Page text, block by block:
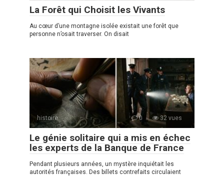
La Forêt qui Choisit les Vivants
Au cœur d’une montagne isolée existait une forêt que
personne n’osait traverser. On disait
histoire 0 32 vues
Le génie solitaire qui a mis en échec
les experts de la Banque de France
Pendant plusieurs années, un mystère inquiétait les
autorités françaises. Des billets contrefaits circulaient